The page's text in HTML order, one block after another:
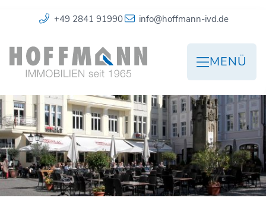
+49 2841 91990 info@hoffmann-ivd.de
MENÜ